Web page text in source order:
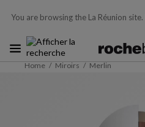
You are browsing the La Réunion site.
Home Miroirs Merlin